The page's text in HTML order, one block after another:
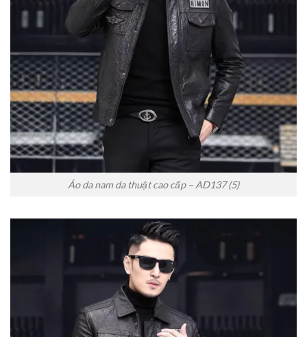
Áo da nam da thuật cao cấp – AD137 (5)